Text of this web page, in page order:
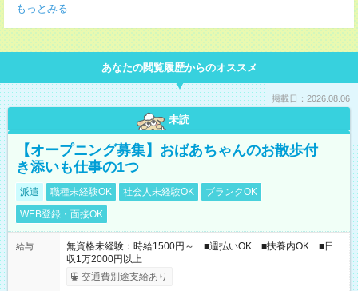
もっとみる
あなたの閲覧履歴からのオススメ
掲載日：2026.08.06
未読
【オープニング募集】おばあちゃんのお散歩付
き添いも仕事の1つ
派遣 職種未経験OK 社会人未経験OK
ブランクOK
WEB登録・面接OK
給与
無資格未経験：時給1500円～ ■週払いOK ■扶養内OK ■日
収1万2000円以上
交通費別途支給あり